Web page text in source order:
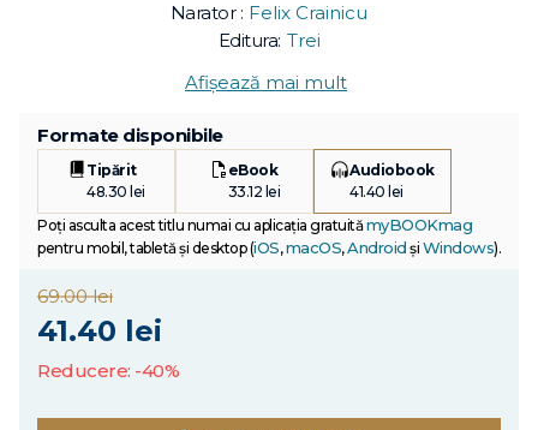
Narator : Felix Crainicu
Editura: Trei
Afișează mai mult
Formate disponibile
Tipărit
48.30 lei
eBook
33.12 lei
Audiobook
41.40 lei
Poți asculta acest titlu numai cu aplicația gratuitămyBOOKmag
pentru mobil, tabletă și desktop (iOS,macOS,Android și Windows).
69.00 lei
41.40 lei
Reducere: -40%